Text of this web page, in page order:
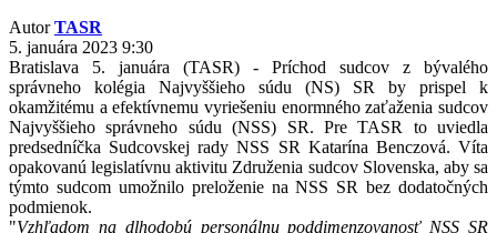
AutorTASR
5. januára 2023 9:30
Bratislava 5. januára (TASR) - Príchod sudcov z bývalého
správneho kolégia Najvyššieho súdu (NS) SR by prispel k
okamžitému a efektívnemu vyriešeniu enormného zaťaženia sudcov
Najvyššieho správneho súdu (NSS) SR. Pre TASR to uviedla
predsedníčka Sudcovskej rady NSS SR Katarína Benczová. Víta
opakovanú legislatívnu aktivitu Združenia sudcov Slovenska, aby sa
týmto sudcom umožnilo preloženie na NSS SR bez dodatočných
podmienok.
"Vzhľadom na dlhodobú personálnu poddimenzovanosť NSS SR